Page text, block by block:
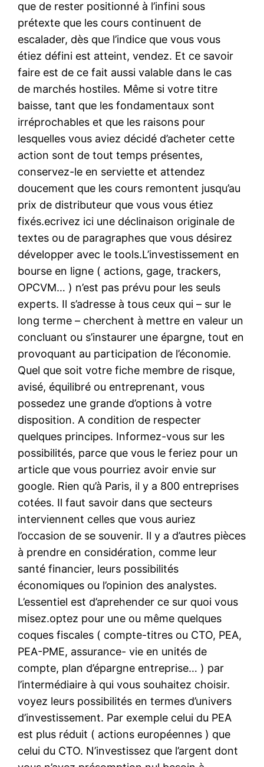
que de rester positionné à l’infini sous
prétexte que les cours continuent de
escalader, dès que l’indice que vous vous
étiez défini est atteint, vendez. Et ce savoir
faire est de ce fait aussi valable dans le cas
de marchés hostiles. Même si votre titre
baisse, tant que les fondamentaux sont
irréprochables et que les raisons pour
lesquelles vous aviez décidé d’acheter cette
action sont de tout temps présentes,
conservez-le en serviette et attendez
doucement que les cours remontent jusqu’au
prix de distributeur que vous vous étiez
fixés.ecrivez ici une déclinaison originale de
textes ou de paragraphes que vous désirez
développer avec le tools.L’investissement en
bourse en ligne ( actions, gage, trackers,
OPCVM… ) n’est pas prévu pour les seuls
experts. Il s’adresse à tous ceux qui – sur le
long terme – cherchent à mettre en valeur un
concluant ou s’instaurer une épargne, tout en
provoquant au participation de l’économie.
Quel que soit votre fiche membre de risque,
avisé, équilibré ou entreprenant, vous
possedez une grande d’options à votre
disposition. A condition de respecter
quelques principes. Informez-vous sur les
possibilités, parce que vous le feriez pour un
article que vous pourriez avoir envie sur
google. Rien qu’à Paris, il y a 800 entreprises
cotées. Il faut savoir dans que secteurs
interviennent celles que vous auriez
l’occasion de se souvenir. Il y a d’autres pièces
à prendre en considération, comme leur
santé financier, leurs possibilités
économiques ou l’opinion des analystes.
L’essentiel est d’aprehender ce sur quoi vous
misez.optez pour une ou même quelques
coques fiscales ( compte-titres ou CTO, PEA,
PEA-PME, assurance- vie en unités de
compte, plan d’épargne entreprise… ) par
l’intermédiaire à qui vous souhaitez choisir.
voyez leurs possibilités en termes d’univers
d’investissement. Par exemple celui du PEA
est plus réduit ( actions européennes ) que
celui du CTO. N’investissez que l’argent dont